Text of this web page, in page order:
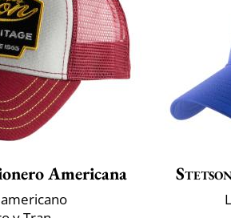
Americana